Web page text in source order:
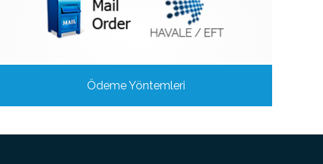
Ödeme Yöntemleri